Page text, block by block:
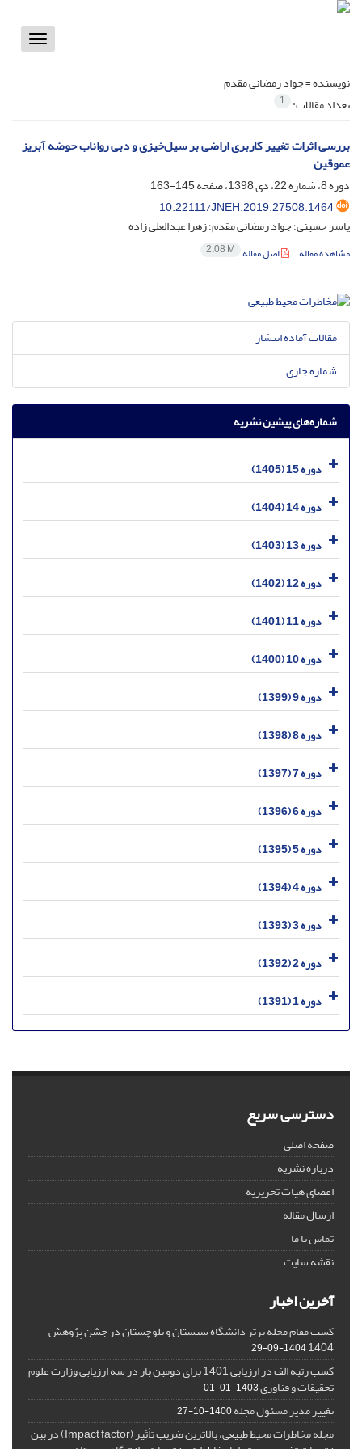
Toggle
نویسنده =جواد رمضانی مقدم
تعداد مقالات: 1
بررسی اثرات تغییر کاربری اراضی بر سیل‌خیزی و دبی رواناب حوضه آبریز
عموقین
دوره 8، شماره 22، دی 1398، صفحه
145-163
10.22111/JNEH.2019.27508.1464
یاسر حسینی؛ جواد رمضانی مقدم؛ زهرا عبدالعلی زاده
مشاهده مقاله اصل مقاله 2.08 M
مقالات آماده انتشار
شماره جاری
شماره‌های پیشین نشریه
دوره 15 (1405)
دوره 14 (1404)
دوره 13 (1403)
دوره 12 (1402)
دوره 11 (1401)
دوره 10 (1400)
دوره 9 (1399)
دوره 8 (1398)
دوره 7 (1397)
دوره 6 (1396)
دوره 5 (1395)
دوره 4 (1394)
دوره 3 (1393)
دوره 2 (1392)
دوره 1 (1391)
دسترسی سریع
صفحه اصلی
درباره نشریه
اعضای هیات تحریریه
ارسال مقاله
تماس با ما
نقشه سایت
آخرین اخبار
کسب مقام مجله برتر دانشگاه سیستان و بلوچستان در جشن پژوهش
1404
1404-09-29
کسب رتبه الف در ارزیابی 1401 برای دومین بار در سه ارزیابی وزارت علوم
تحقیقات و فناوری1403-01-01
تغییر مدیر مسئول مجله1400-10-27
مجله مخاطرات محیط طبیعی، بالاترین ضریب تأثیر (Impact factor) در بین